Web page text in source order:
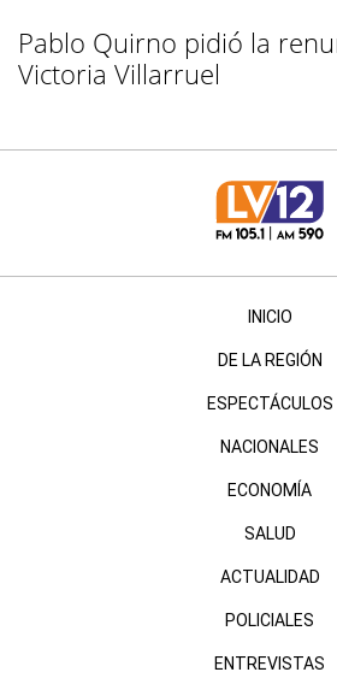
Pablo Quirno pidió la
Victoria Villarruel
INICIO
DE LA REGIÓN
ESPECTÁCULOS
NACIONALES
ECONOMÍA
SALUD
ACTUALIDAD
POLICIALES
ENTREVISTAS